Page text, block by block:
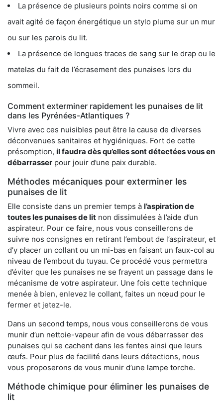
La présence de plusieurs points noirs comme si on
avait agité de façon énergétique un stylo plume sur un mur
ou sur les parois du lit.
La présence de longues traces de sang sur le drap ou le
matelas du fait de l’écrasement des punaises lors du
sommeil.
Comment exterminer rapidement les punaises de lit
dans les Pyrénées-Atlantiques ?
Vivre avec ces nuisibles peut être la cause de diverses
déconvenues sanitaires et hygiéniques. Fort de cette
présomption, il faudra dès qu’elles sont détectées vous en
débarrasser pour jouir d’une paix durable.
Méthodes mécaniques pour exterminer les
punaises de lit
Elle consiste dans un premier temps à l’aspiration de
toutes les punaises de lit non dissimulées à l’aide d’un
aspirateur. Pour ce faire, nous vous conseillerons de
suivre nos consignes en retirant l’embout de l’aspirateur, et
d’y placer un collant ou un mi-bas en faisant un faux-col au
niveau de l’embout du tuyau. Ce procédé vous permettra
d’éviter que les punaises ne se frayent un passage dans le
mécanisme de votre aspirateur. Une fois cette technique
menée à bien, enlevez le collant, faites un nœud pour le
fermer et jetez-le.
Dans un second temps, nous vous conseillerons de vous
munir d’un nettoie-vapeur afin de vous débarrasser des
punaises qui se cachent dans les fentes ainsi que leurs
œufs. Pour plus de facilité dans leurs détections, nous
vous proposerons de vous munir d’une lampe torche.
Méthode chimique pour éliminer les punaises de
lit